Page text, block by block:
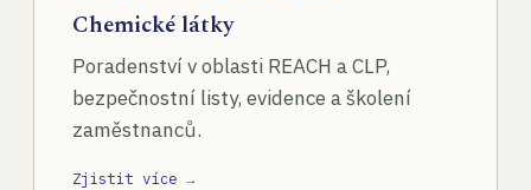
Chemické látky
Poradenství v oblasti REACH a CLP,
bezpečnostní listy, evidence a školení
zaměstnanců.
Zjistit více →